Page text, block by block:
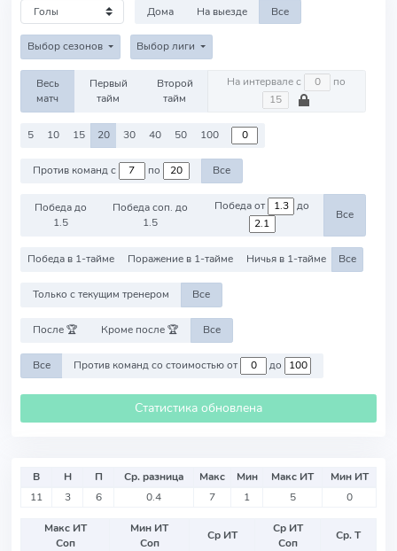
Дома На выезде Все
Выбор сезонов Выбор лиги
Весь
матч
Первый
тайм
Второй
тайм
На интервале с по
5 10 15 20 30 40 50 100
Против команд с по Все
Победа до
1.5
Победа соп. до
1.5
Победа от до
Все
Победа в 1-тайме Поражение в 1-тайме Ничья в 1-тайме Все
Только с текущим тренером Все
После 🏆 Кроме после 🏆 Все
Все Против команд со стоимостью от до
Статистика обновлена
В Н П Ср. разница Макс Мин Макс ИТ
Мин ИТ
11
3 6 0.4 7 1 5 0
Макс ИТ
Соп
Мин ИТ
Соп
Ср ИТ
Ср ИТ
Соп
Ср. Т